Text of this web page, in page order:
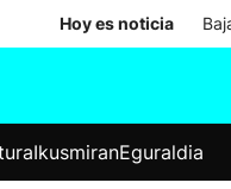
Hoy es noticia
Elecciones
IkusmiranEguraldia